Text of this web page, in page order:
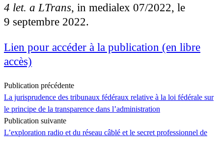
4 let. a LTrans, in medialex 07/2022, le
9 septembre 2022.
Lien pour accéder à la publication (en libre
accès)
Publication précédente
La jurisprudence des tribunaux fédéraux relative à la loi fédérale sur
le principe de la transparence dans l’administration
Publication suivante
L’exploration radio et du réseau câblé et le secret professionnel de